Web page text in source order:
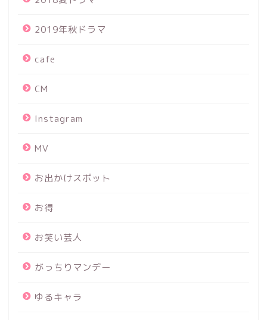
2019年秋ドラマ
cafe
CM
Instagram
MV
お出かけスポット
お得
お笑い芸人
がっちりマンデー
ゆるキャラ